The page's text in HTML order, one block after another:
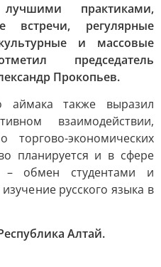
практиками,
встречи, регулярные
и массовые
председатель
Прокопьев.
аймака также выразил
взаимодействии,
экономических
планируется и в сфере
– обмен студентами и
русского языка в
Алтай.